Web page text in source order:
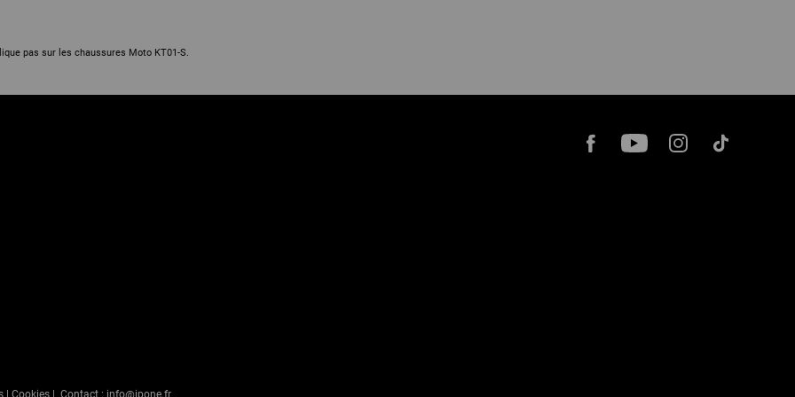
pas sur les chaussures Moto KT01-S.
|Cookies | Contact : info@ipone.fr